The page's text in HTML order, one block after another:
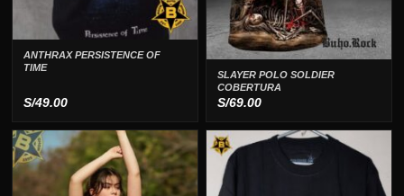
ANTHRAX PERSISTENCE OF
TIME
S/49.00
SLAYER POLO SOLDIER
COBERTURA
S/69.00